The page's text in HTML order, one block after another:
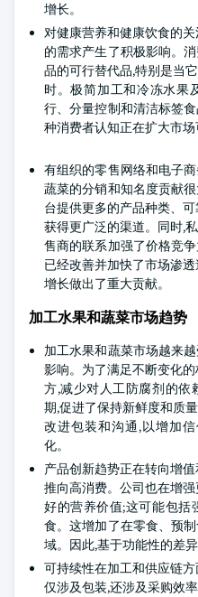
增长。
对健康营养和健康饮食的
的需求产生了积极影响。
品的可行替代品,特别是当
时。极简加工和冷冻水果
行、分量控制和清洁标签
种消费者认知正在扩大市场
有组织的零售网络和电子
蔬菜的分销和知名度贡献
台提供更多的产品种类、
获得更广泛的渠道。同时,
售商的联系加强了价格竞
已经改善并加快了市场渗
增长做出了重大贡献。
加工水果和蔬菜市场趋势
加工水果和蔬菜市场越来
影响。为了满足不断变化
方,减少对人工防腐剂的依
期,促进了保持新鲜度和质
改进包装和沟通,以增加
化。
产品创新趋势正在转向增
推向高消费。公司也在增
好的营养价值;这可能包括
食。这增加了在零食、预
域。因此,基于功能性的差
可持续性在加工和供应链
仅涉及包装,还涉及采购效